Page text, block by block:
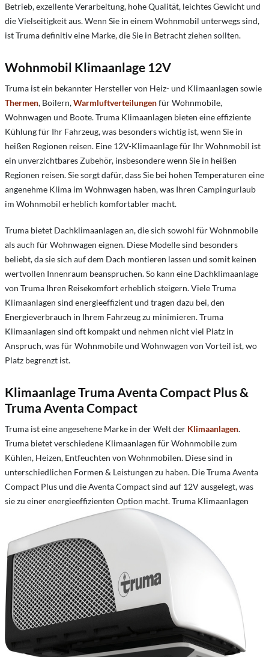
Betrieb, exzellente Verarbeitung, hohe Qualität, leichtes Gewicht und
die Vielseitigkeit aus. Wenn Sie in einem Wohnmobil unterwegs sind,
ist Truma definitiv eine Marke, die Sie in Betracht ziehen sollten.
Wohnmobil Klimaanlage 12V
Truma ist ein bekannter Hersteller von Heiz- und Klimaanlagen sowie
Thermen, Boilern,Warmluftverteilungenfür Wohnmobile,
Wohnwagen und Boote. Truma Klimaanlagen bieten eine effiziente
Kühlung für Ihr Fahrzeug, was besonders wichtig ist, wenn Sie in
heißen Regionen reisen. Eine 12V-Klimaanlage für Ihr Wohnmobil ist
ein unverzichtbares Zubehör, insbesondere wenn Sie in heißen
Regionen reisen. Sie sorgt dafür, dass Sie bei hohen Temperaturen eine
angenehme Klima im Wohnwagen haben, was Ihren Campingurlaub
im Wohnmobil erheblich komfortabler macht.
Truma bietet Dachklimaanlagen an, die sich sowohl für Wohnmobile
als auch für Wohnwagen eignen. Diese Modelle sind besonders
beliebt, da sie sich auf dem Dach montieren lassen und somit keinen
wertvollen Innenraum beanspruchen. So kann eine Dachklimaanlage
von Truma Ihren Reisekomfort erheblich steigern. Viele Truma
Klimaanlagen sind energieeffizient und tragen dazu bei, den
Energieverbrauch in Ihrem Fahrzeug zu minimieren. Truma
Klimaanlagen sind oft kompakt und nehmen nicht viel Platz in
Anspruch, was für Wohnmobile und Wohnwagen von Vorteil ist, wo
Platz begrenzt ist.
Klimaanlage Truma Aventa Compact Plus &
Truma Aventa Compact
Truma ist eine angesehene Marke in der Welt der Klimaanlagen.
Truma bietet verschiedene Klimaanlagen für Wohnmobile zum
Kühlen, Heizen, Entfeuchten von Wohnmobilen. Diese sind in
unterschiedlichen Formen & Leistungen zu haben. Die Truma Aventa
Compact Plus und die Aventa Compact sind auf 12V ausgelegt, was
sie zu einer energieeffizienten Option macht.Truma Klimaanlagen